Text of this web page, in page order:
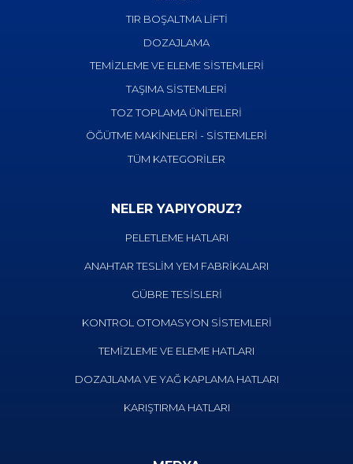
TIR BOŞALTMA LİFTİ
DOZAJLAMA
TEMİZLEME VE ELEME SİSTEMLERİ
TAŞIMA SİSTEMLERİ
TOZ TOPLAMA ÜNİTELERİ
ÖĞÜTME MAKİNELERİ - SİSTEMLERİ
TÜM KATEGORİLER
NELER YAPIYORUZ?
PELETLEME HATLARI
ANAHTAR TESLİM YEM FABRİKALARI
GÜBRE TESİSLERİ
KONTROL OTOMASYON SİSTEMLERİ
TEMİZLEME VE ELEME HATLARI
DOZAJLAMA VE YAĞ KAPLAMA HATLARI
KARIŞTIRMA HATLARI